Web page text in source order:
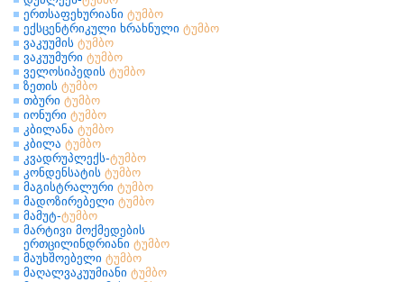
ერთსაფეხურიანი ტუმბო
ექსცენტრიკული ხრახნული ტუმბო
ვაკუუმის ტუმბო
ვაკუუმური ტუმბო
ველოსიპედის ტუმბო
ზეთის ტუმბო
თბური ტუმბო
იონური ტუმბო
კბილანა ტუმბო
კბილა ტუმბო
კვადრუპლექს-ტუმბო
კონდენსატის ტუმბო
მაგისტრალური ტუმბო
მადოზირებელი ტუმბო
მამუტ-ტუმბო
მარტივი მოქმედების
ერთცილინდრიანი ტუმბო
მაუხშოებელი ტუმბო
მაღალვაკუუმიანი ტუმბო